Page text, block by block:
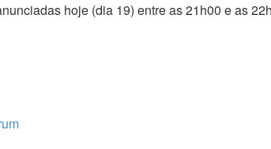
hoje (dia 19) entre as 21h00 e as